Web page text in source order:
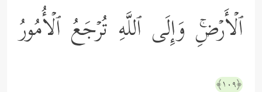
ٱلۡأَرۡضِۚ وَإِلَى ٱللَّهِ تُرۡجَعُ ٱلۡأُمُورُ
﴿١٠٩﴾